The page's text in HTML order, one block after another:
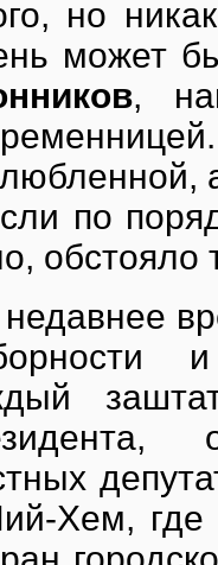
но
может
,
по
обстояло
и
Хем, где